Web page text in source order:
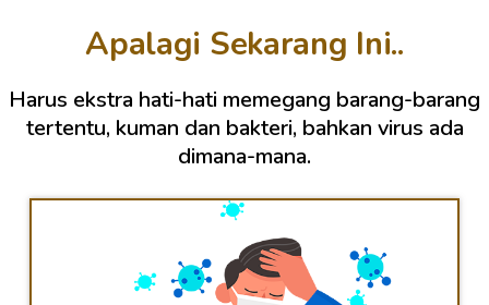
Apalagi Sekarang Ini..
Harus ekstra hati-hati memegang barang-barang
tertentu, kuman dan bakteri, bahkan virus ada
dimana-mana.